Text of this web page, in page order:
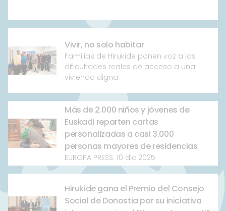
Vivir, no solo habitar
Familias de Hirukide ponen voz a las
dificultades reales de acceso a una
vivienda digna
Más de 2.000 niños y jóvenes de
Euskadi reparten cartas
personalizadas a casi 3.000
personas mayores de residencias
EUROPA PRESS. 10 dic 2025
Hirukide gana el Premio del Consejo
Social de Donostia por su iniciativa